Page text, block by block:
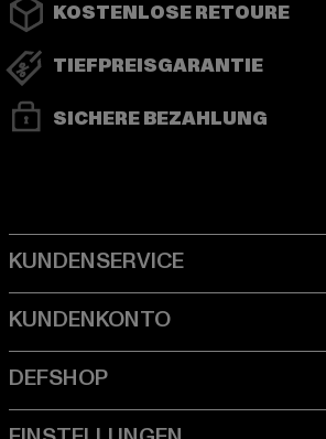
KOSTENLOSE RETOURE
TIEFPREISGARANTIE
SICHERE BEZAHLUNG